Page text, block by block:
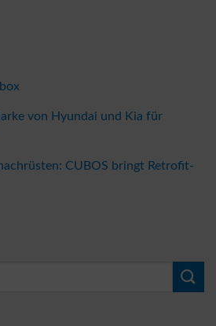
von Hyundai und Kia für
CUBOS bringt Retrofit-